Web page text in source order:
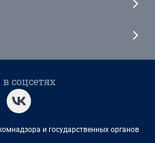
соцсетях
и государственных органов